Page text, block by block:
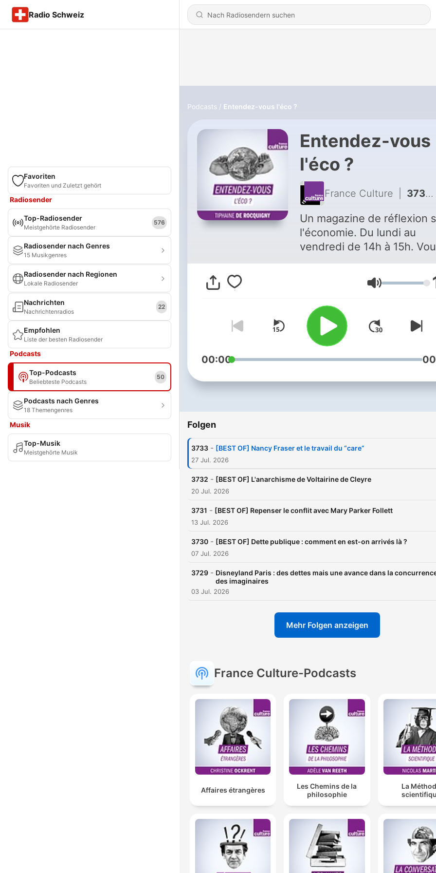
Radio Schweiz
Favoriten
Favoriten und Zuletzt gehört
Radiosender
Top-Radiosender
Meistgehörte Radiosender
576
Radiosender nach Genres
15 Musikgenres
Radiosender nach Regionen
Lokale Radiosender
Nachrichten
Nachrichtenradios
22
Empfohlen
Liste der besten Radiosender
Podcasts
Top-Podcasts
Beliebteste Podcasts
50
Podcasts nach Genres
18 Themengenres
Musik
Top-Musik
Meistgehörte Musik
Podcasts Entendez-vous l'éco ?
Entendez-vous
l'éco ?
France Culture 3733 - [BEST OF] Nancy Fraser et le travail du “care”
Un magazine de réflexion
l'économie. Du lundi au
vendredi de 14h à 15h. Vous
aimez ce podcast ? Pour
écouter tous les épisodes
sans limite, rendez-vous
Radio France
Lautstärke
00:00
Folgen
3733 - [BEST OF] Nancy Fraser et le travail du “care”
27 Jul. 2026
3732 - [BEST OF] L'anarchisme de Voltairine de Cleyre
20 Jul. 2026
3731 - [BEST OF] Repenser le conflit avec Mary Parker Follett
13 Jul. 2026
3730 - [BEST OF] Dette publique : comment en est-on arrivés là ?
07 Jul. 2026
3729 - Disneyland Paris : des dettes mais une avance dans la
des imaginaires
03 Jul. 2026
Mehr Folgen anzeigen
France Culture-Podcasts
Affaires étrangères
Les Chemins de la
philosophie
La